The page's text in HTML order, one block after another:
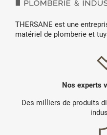
THERSANE est une
matériel de plomberie et
Nos experts
Des milliers de produits